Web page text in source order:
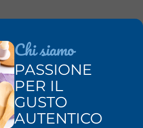
Chi siamo
PASSIONE
PER IL
GUSTO
AUTENTICO